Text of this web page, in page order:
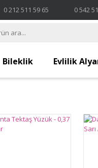
0 212 511 59 65 0 542
Bileklik Evlilik